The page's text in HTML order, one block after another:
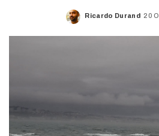
Posted
Ricardo Durand 20